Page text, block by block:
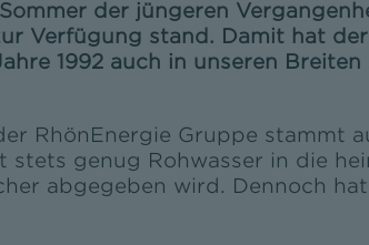
der jüngeren
Verfügung stand. Damit hat
1992 auch in unseren
RhönEnergie Gruppe stammt
genug Rohwasser in die
abgegeben wird. Dennoch